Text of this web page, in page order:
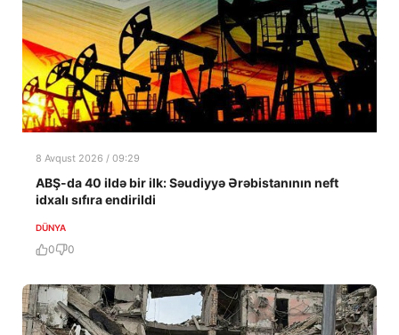
8 Avqust 2026 / 09:29
ABŞ-da 40 ildə bir ilk: Səudiyyə Ərəbistanının neft
idxalı sıfıra endirildi
DÜNYA
0 0